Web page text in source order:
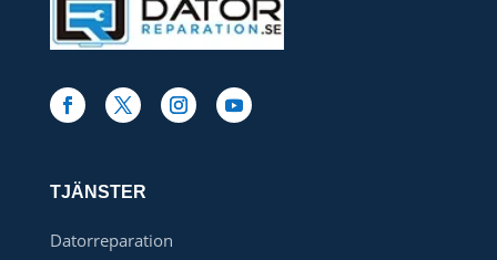
TJÄNSTER
Datorreparation